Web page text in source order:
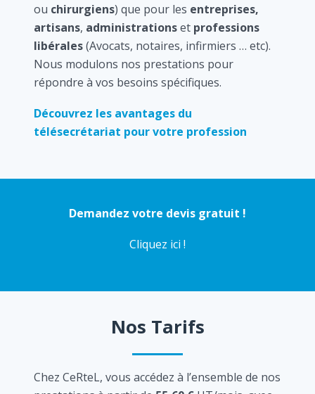
ou chirurgiens) que pour les entreprises,
artisans, administrationset professions
libérales(Avocats, notaires, infirmiers … etc).
Nous modulons nos prestations pour
répondre à vos besoins spécifiques.
Découvrez les avantages du
télésecrétariat pour votre profession
Demandez votre devis gratuit !
Cliquez ici !
Nos Tarifs
Chez CeRteL, vous accédez à l’ensemble de nos